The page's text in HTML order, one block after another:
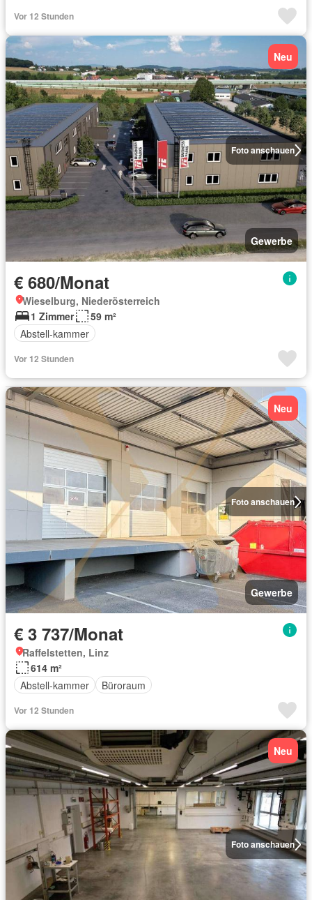
Vor 12 Stunden
Foto anschauen
Neu
Gewerbe
€ 680/Monat
Wieselburg, Niederösterreich
1 Zimmer
59 m²
Abstell-kammer
Vor 12 Stunden
Foto anschauen
Neu
Gewerbe
€ 3 737/Monat
Raffelstetten, Linz
614 m²
Abstell-kammer
Büroraum
Vor 12 Stunden
Foto anschauen
Neu